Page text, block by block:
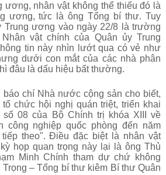
ương, nhân vật không thể thiếu đó là
ương, tức là ông Tổng bí thư. Tuy
Trung ương vào ngày 22/8 là trường
vật chính của Quân ủy Trung
tin này nhìn lướt qua có vẻ như
dưới con mắt của các nhà phân
đâu là dấu hiệu bất thường.
báo chí Nhà nước cộng sản cho biết,
chức hội nghị quán triệt, triển khai
08 của Bộ Chính trị khóa XIII về
công nghiệp quốc phòng đến năm
theo". Điều đặc biệt là nhân vật
họp quan trọng này lại là ông Thủ
Minh Chính tham dự chứ không
– Tổng bí thư kiêm Bí thư Quân